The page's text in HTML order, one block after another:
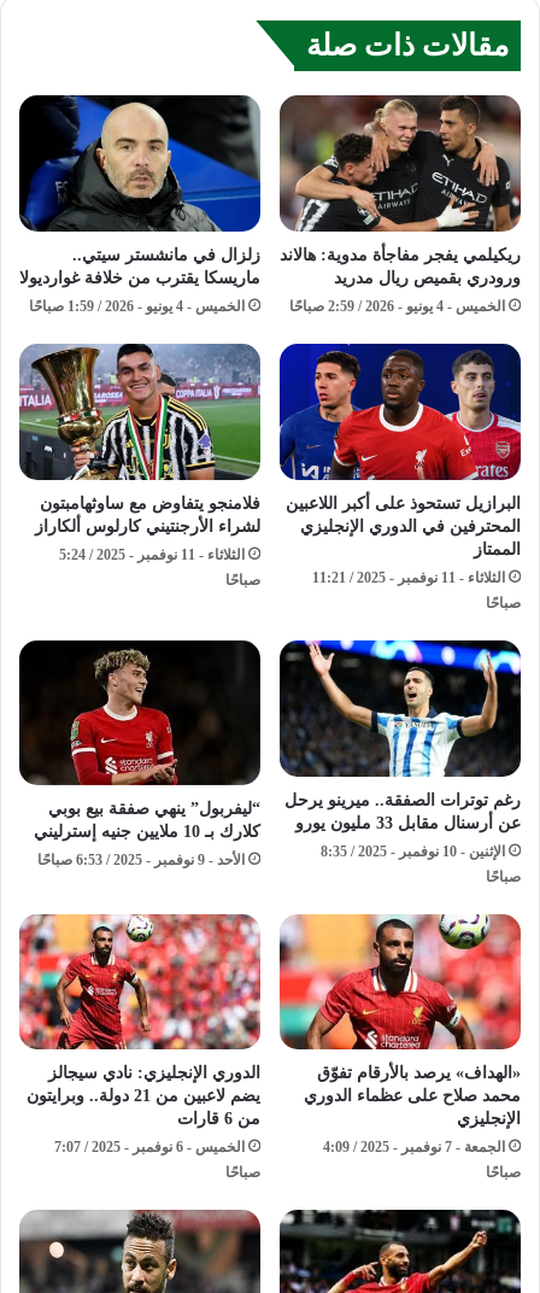
مقالات ذات صلة
ريكيلمي يفجر مفاجأة مدوية: هالاند
ورودري بقميص ريال مدريد
الخميس - 4 يونيو - 2026 / 2:59 صباحًا
زلزال في مانشستر سيتي..
ماريسكا يقترب من خلافة غوارديولا
الخميس - 4 يونيو - 2026 / 1:59 صباحًا
البرازيل تستحوذ على أكبر اللاعبين
المحترفين في الدوري الإنجليزي
الممتاز
الثلاثاء - 11 نوفمبر - 2025 / 11:21
صباحًا
فلامنجو يتفاوض مع ساوثهامبتون
لشراء الأرجنتيني كارلوس ألكاراز
الثلاثاء - 11 نوفمبر - 2025 / 5:24
صباحًا
رغم توترات الصفقة.. ميرينو يرحل
عن أرسنال مقابل 33 مليون يورو
الإثنين - 10 نوفمبر - 2025 / 8:35
صباحًا
“ليفربول” ينهي صفقة بيع بوبي
كلارك بـ 10 ملايين جنيه إسترليني
الأحد - 9 نوفمبر - 2025 / 6:53 صباحًا
«الهداف» يرصد بالأرقام تفوّق
محمد صلاح على عظماء الدوري
الإنجليزي
الجمعة - 7 نوفمبر - 2025 / 4:09
صباحًا
الدوري الإنجليزي: نادي سيجالز
يضم لاعبين من 21 دولة.. وبرايتون
من 6 قارات
الخميس - 6 نوفمبر - 2025 / 7:07
صباحًا